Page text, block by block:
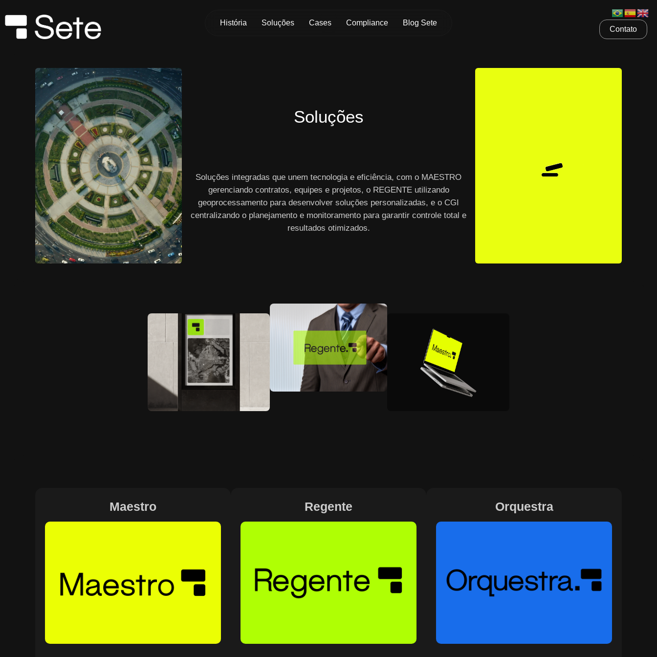
História Soluções Cases Compliance Blog Sete
Contato
Soluções
Soluções integradas que unem tecnologia e eficiência, com o MAESTRO
gerenciando contratos, equipes e projetos, o REGENTE utilizando
geoprocessamento para desenvolver soluções personalizadas, e o CGI
centralizando o planejamento e monitoramento para garantir controle total e
resultados otimizados.
Maestro Regente Orquestra